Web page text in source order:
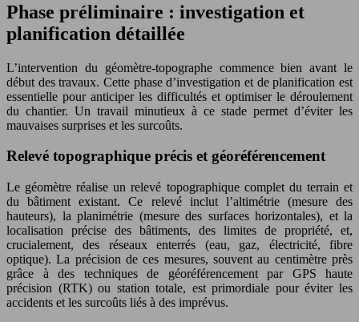
Phase préliminaire : investigation et
planification détaillée
L’intervention du géomètre-topographe commence bien avant le
début des travaux. Cette phase d’investigation et de planification est
essentielle pour anticiper les difficultés et optimiser le déroulement
du chantier. Un travail minutieux à ce stade permet d’éviter les
mauvaises surprises et les surcoûts.
Relevé topographique précis et géoréférencement
Le géomètre réalise un relevé topographique complet du terrain et
du bâtiment existant. Ce relevé inclut l’altimétrie (mesure des
hauteurs), la planimétrie (mesure des surfaces horizontales), et la
localisation précise des bâtiments, des limites de propriété, et,
crucialement, des réseaux enterrés (eau, gaz, électricité, fibre
optique). La précision de ces mesures, souvent au centimètre près
grâce à des techniques de géoréférencement par GPS haute
précision (RTK) ou station totale, est primordiale pour éviter les
accidents et les surcoûts liés à des imprévus.